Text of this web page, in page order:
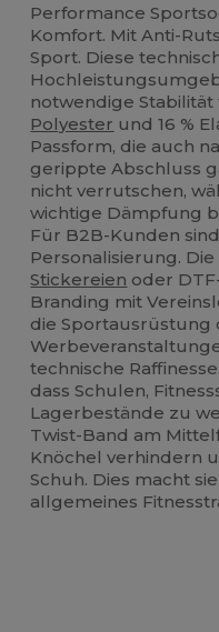
Performance
Komfort. Mit Anti-
Sport. Diese
notwendige
Polyester und 16 %
Passform, die auch
gerippte Abschluss
nicht verrutschen,
wichtige Dämpfung
Für B2B-Kunden
Personalisierung.
Stickereien oder
Branding mit
die
technische
dass Schulen,
Lagerbestände zu
Twist-Band am
Knöchel verhindern
Schuh. Dies macht
allgemeines